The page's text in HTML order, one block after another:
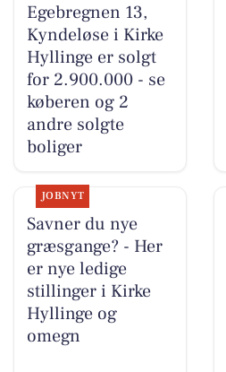
Egebregnen 13,
Kyndeløse i Kirke
Hyllinge er solgt
for 2.900.000 - se
køberen og 2
andre solgte
boliger
JOBNYT
Savner du nye
græsgange? - Her
er nye ledige
stillinger i Kirke
Hyllinge og
omegn